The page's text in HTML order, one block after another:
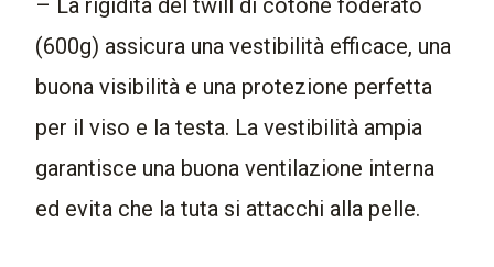
– La rigidità del twill di cotone foderato
(600g) assicura una vestibilità efficace, una
buona visibilità e una protezione perfetta
per il viso e la testa. La vestibilità ampia
garantisce una buona ventilazione interna
ed evita che la tuta si attacchi alla pelle.